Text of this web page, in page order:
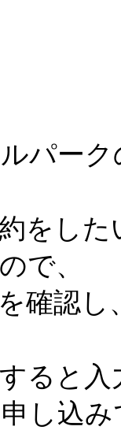
パー
をし
で、
確認
ると
し込